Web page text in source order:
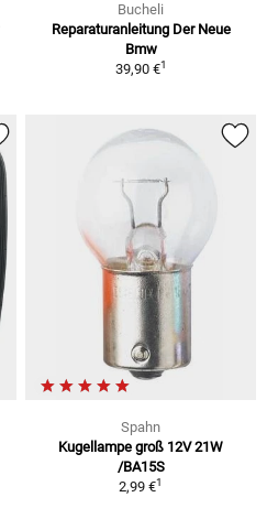
Bucheli
Reparaturanleitung Der Neue
Bmw
39,90 €1
Spahn
Kugellampe groß 12V 21W
/BA15S
2,99 €1